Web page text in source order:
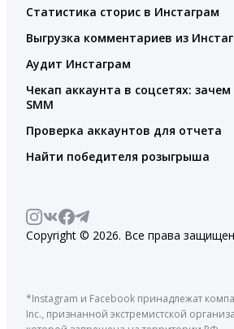
Статистика сторис в Инстаграм
Выгрузка комментариев из
Аудит Инстаграм
Чекап аккаунта в соцсетях:
SMM
Проверка аккаунтов для отчета
Найти победителя розыгрыша
Copyright © 2026. Все права
*Instagram и Facebook принадлежат
Inc., признанной экстремистской